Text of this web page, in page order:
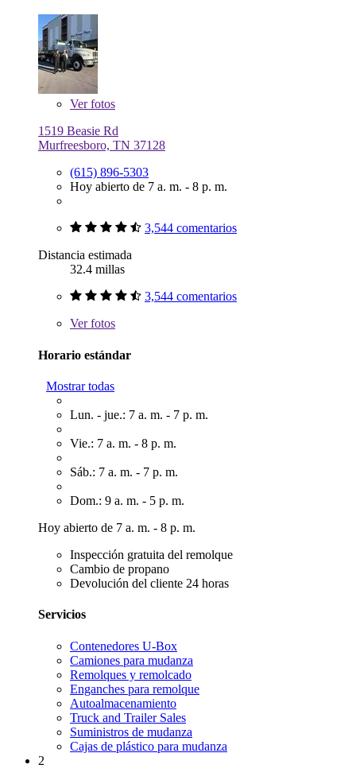
Verfotos
1519 Beasie Rd
Murfreesboro, TN 37128
(615) 896-5303
Hoy abierto de 7 a. m. - 8 p. m.
3,544 comentarios
Distancia estimada
32.4 millas
3,544 comentarios
Verfotos
Horario estándar
Mostrar todas
Lun. - jue.: 7 a. m. - 7 p. m.
Vie.: 7 a. m. - 8 p. m.
Sáb.: 7 a. m. - 7 p. m.
Dom.: 9 a. m. - 5 p. m.
Hoy abierto de 7 a. m. - 8 p. m.
Inspección gratuita del remolque
Cambio de propano
Devolución del cliente 24 horas
Servicios
Contenedores U-Box
Camiones para mudanza
Remolques y remolcado
Enganches para remolque
Autoalmacenamiento
Truck and Trailer Sales
Suministros de mudanza
Cajas de plástico para mudanza
2